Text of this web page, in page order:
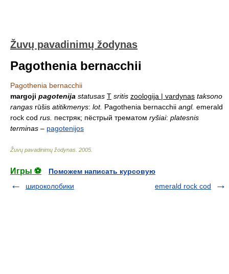
Žuvų pavadinimų žodynas
Pagothenia bernacchii
Pagothenia bernacchii
margoji pagotenija statusas T sritis zoologija | vardynas taksono
rangas rūšis atitikmenys: lot. Pagothenia bernacchii angl. emerald
rock cod rus. пестряк; пёстрый трематом ryšiai: platesnis
terminas – pagotenijos
Žuvų pavadinimų žodynas 2005
Игры ⚽
Поможем написать курсовую
широколобики
emerald rock cod